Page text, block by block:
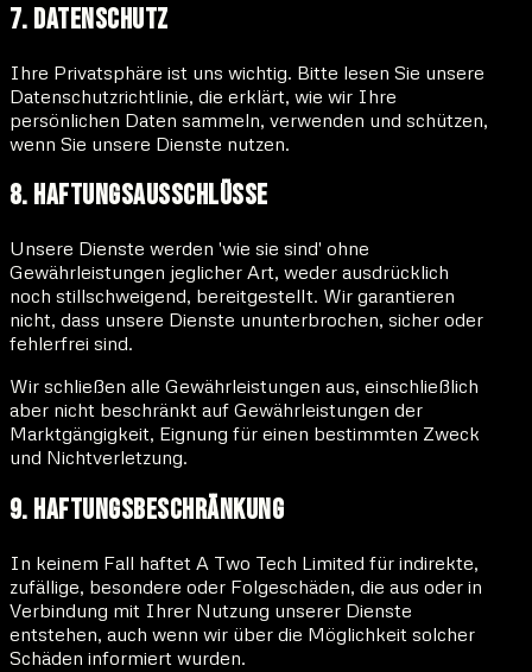
7. Datenschutz
Ihre Privatsphäre ist uns wichtig. Bitte lesen Sie unsere
Datenschutzrichtlinie, die erklärt, wie wir Ihre
persönlichen Daten sammeln, verwenden und schützen,
wenn Sie unsere Dienste nutzen.
8. Haftungsausschlüsse
Unsere Dienste werden 'wie sie sind' ohne
Gewährleistungen jeglicher Art, weder ausdrücklich
noch stillschweigend, bereitgestellt. Wir garantieren
nicht, dass unsere Dienste ununterbrochen, sicher oder
fehlerfrei sind.
Wir schließen alle Gewährleistungen aus, einschließlich
aber nicht beschränkt auf Gewährleistungen der
Marktgängigkeit, Eignung für einen bestimmten Zweck
und Nichtverletzung.
9. Haftungsbeschränkung
In keinem Fall haftet A Two Tech Limited für indirekte,
zufällige, besondere oder Folgeschäden, die aus oder in
Verbindung mit Ihrer Nutzung unserer Dienste
entstehen, auch wenn wir über die Möglichkeit solcher
Schäden informiert wurden.